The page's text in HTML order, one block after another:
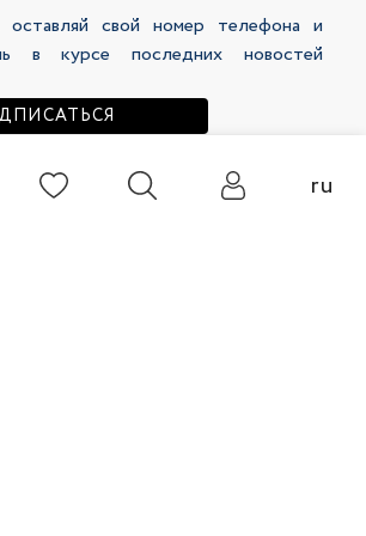
309 000 сум 171 500 сум
ru
оставляй свой номер телефона и
в курсе последних новостей
+998 (55) 508 00 60